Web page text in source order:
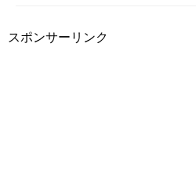
スポンサーリンク